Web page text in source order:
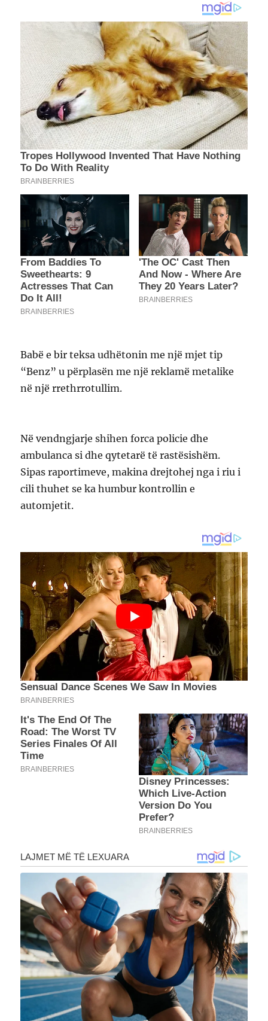
Babë e bir teksa udhëtonin me një mjet tip
“Benz” u përplasën me një reklamë metalike
në një rrethrrotullim.
Në vendngjarje shihen forca policie dhe
ambulanca si dhe qytetarë të rastësishëm.
Sipas raportimeve, makina drejtohej nga i riu i
cili thuhet se ka humbur kontrollin e
automjetit.